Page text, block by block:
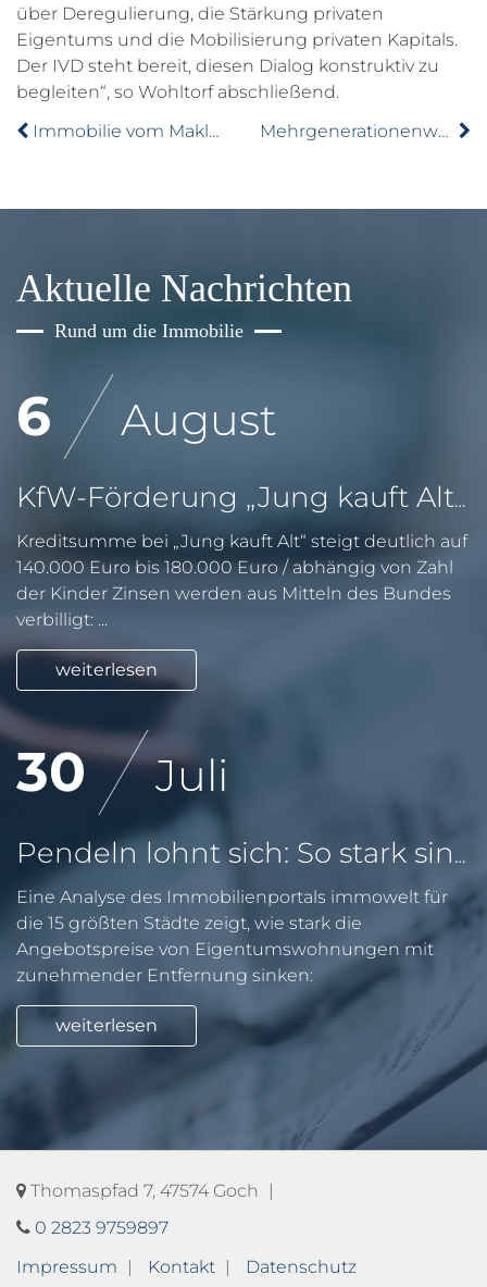
über Deregulierung, die Stärkung privaten
Eigentums und die Mobilisierung privaten Kapitals.
Der IVD steht bereit, diesen Dialog konstruktiv zu
begleiten“, so Wohltorf abschließend.
Immobilie vom Makler: bis zu 9,1 Prozent günstiger
Mehrgenerationenwohnen: bei Älteren beliebter als bei Jüngeren
Aktuelle Nachrichten
Rund um die Immobilie
6 August
KfW-Förderung „Jung kauft Alt“: Höhere Kredite ab August 2026
Kreditsumme bei „Jung kauft Alt“ steigt deutlich auf
140.000 Euro bis 180.000 Euro / abhängig von Zahl
der Kinder Zinsen werden aus Mitteln des Bundes
verbilligt: ...
weiterlesen
30 Juli
Pendeln lohnt sich: So stark sinken Wohnungspreise im Umland
Eine Analyse des Immobilienportals immowelt für
die 15 größten Städte zeigt, wie stark die
Angebotspreise von Eigentumswohnungen mit
zunehmender Entfernung sinken:
weiterlesen
Thomaspfad 7, 47574 Goch
0 2823 9759897
Impressum
Kontakt Datenschutz